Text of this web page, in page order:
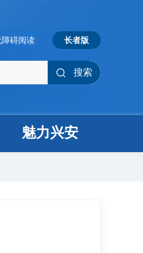
障碍阅读 长者版
搜索
魅力兴安